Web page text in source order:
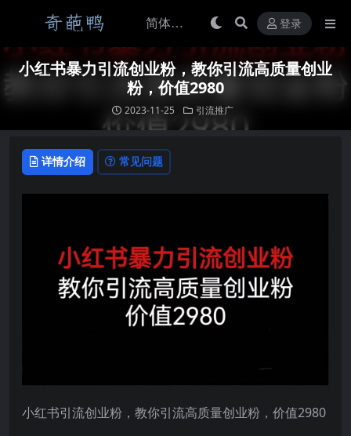
登录
小红书暴力引流创业粉，教你引流高质量创业
粉，价值2980
2023-11-25 引流推广
详情介绍 常见问题
小红书引流创业粉，教你引流高质量创业粉，价值2980